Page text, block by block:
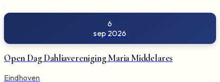
6
sep 2026
Open Dag Dahliavereniging Maria Middelares
Eindhoven